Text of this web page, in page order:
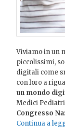
Viviamo in un
piccolissimi,
digitali come
con loro a
un mondo
Medici
Congresso
Continua a